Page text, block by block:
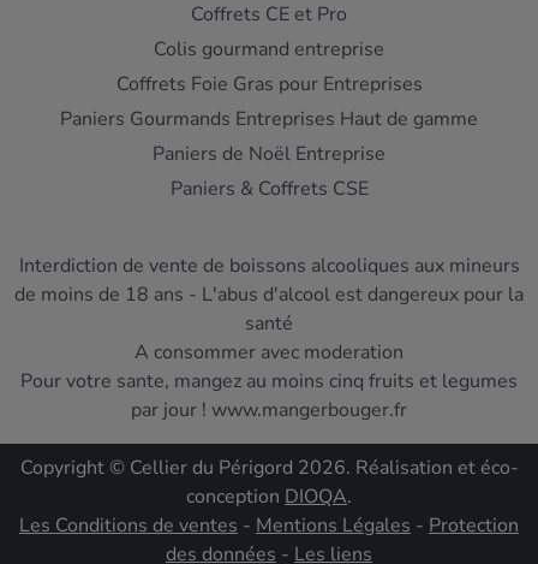
Coffrets CE et Pro
Colis gourmand entreprise
Coffrets Foie Gras pour Entreprises
Paniers Gourmands Entreprises Haut de gamme
Paniers de Noël Entreprise
Paniers & Coffrets CSE
Interdiction de vente de boissons alcooliques aux mineurs
de moins de 18 ans - L'abus d'alcool est dangereux pour la
santé
A consommer avec moderation
Pour votre sante, mangez au moins cinq fruits et legumes
par jour ! www.mangerbouger.fr
Copyright © Cellier du Périgord 2026. Réalisation et éco-
conception DIOQA.
Les Conditions de ventes - Mentions Légales - Protection
des données - Les liens